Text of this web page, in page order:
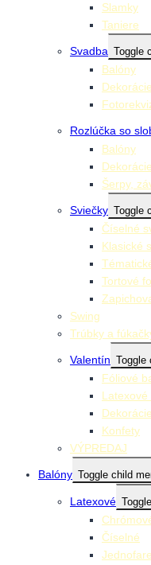
Slamky
Taniere
Svadba Toggle
Balóny
Dekorácie
Rozlúčka so
Balóny
Dekorácie
Šerpy,
Sviečky Toggle
Číselné
Klasické
Tortové
Swing
Trúbky a
Valentín Toggle
Fóliové
Latexové
Dekorácie
Konfety
VÝPREDAJ
Balóny Toggle child
Latexové
Číselné